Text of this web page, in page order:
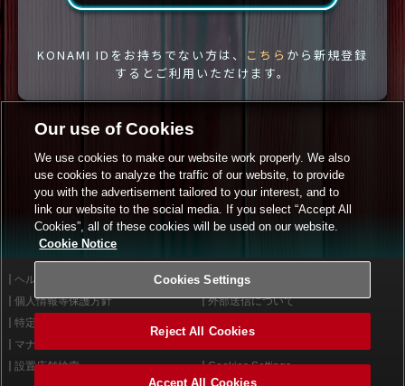
KONAMI IDをお持ちでない方は、 こちら から新規登録
するとご利用いただけます。
ヘルプ
利用規約
個人情報等保護方針
外部送信について
特定商取引法に基づく表示
マナー＆ルール
設置店舗検索
Cookies Settings
Our use of Cookies
We use cookies to make our website work properly. We also
use cookies to analyze the traffic of our website, to provide
you with the advertisement tailored to your interest, and to
link our website to the social media. If you select “Accept All
Cookies”, all of these cookies will be used on our website.
Cookie Notice
Cookies Settings
Reject All Cookies
Accept All Cookies